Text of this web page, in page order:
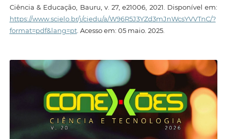
Ciência & Educação, Bauru, v. 27, e21006, 2021. Disponível em:
https://www.scielo.br/j/ciedu/a/W96R5J3YZd3mJnWcsYVVTnC/?
format=pdf&lang=pt. Acesso em: 05 maio. 2025.